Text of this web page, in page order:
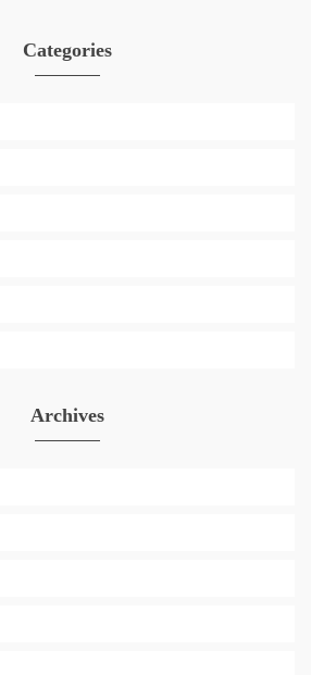
Categories
Archives